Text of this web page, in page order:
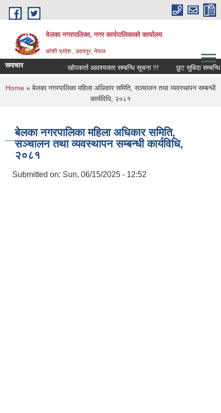
Skip to main content
वेलका नगरपालिका, नगर कार्यपालिकाको कार्यालय
कोशी प्रदेश , उदयपुर, नेपाल
समाचार खोपकर्ता आवश्यक्ता सम्बन्धि सूचना !!! छुट सुबिदा सम्बन्धि
You are here
Home » बेलका नगरपालिका महिला अधिकार समिति, सञ्चालन तथा व्यवस्थापन सम्बन्धी
कार्यविधि, २०८१
बेलका नगरपालिका महिला अधिकार समिति,
सञ्चालन तथा व्यवस्थापन सम्बन्धी कार्यविधि,
२०८१
Submitted on: Sun, 06/15/2025 - 12:52